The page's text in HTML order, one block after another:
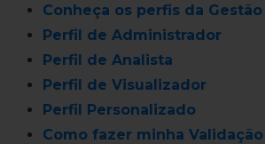
Conheça os perfis da
Perfil de Administrador
Perfil de Analista
Perfil de Visualizador
Perfil Personalizado
Como fazer minha